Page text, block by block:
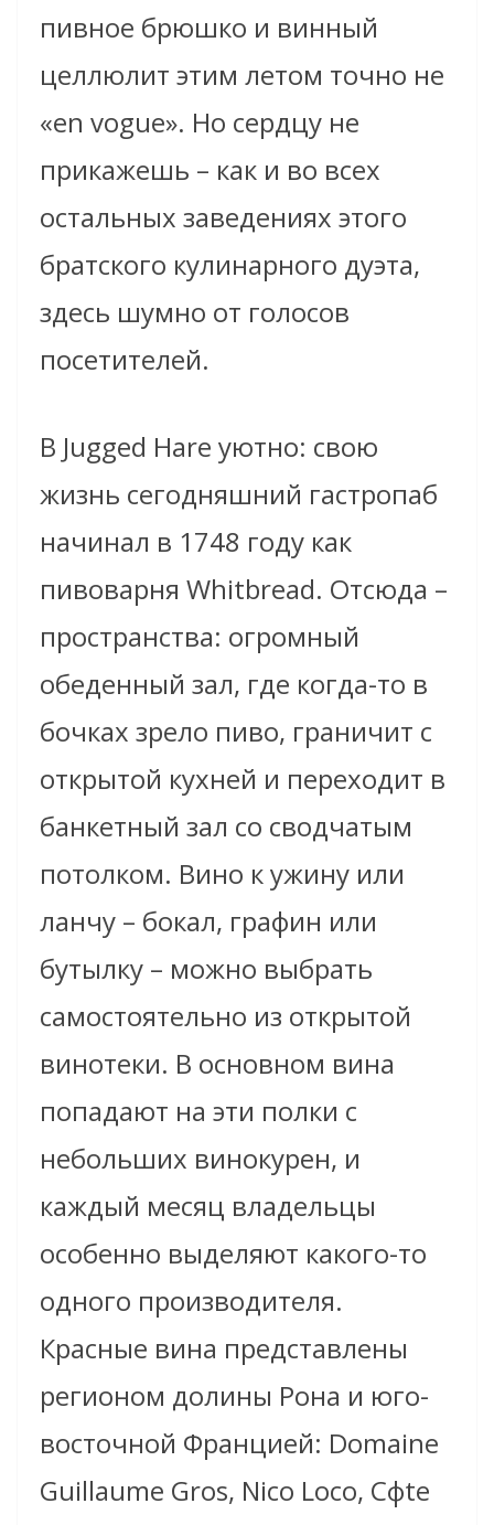
пивное брюшко и винный
целлюлит этим летом точно не
«en vogue». Но сердцу не
прикажешь – как и во всех
остальных заведениях этого
братского кулинарного дуэта,
здесь шумно от голосов
посетителей.
В Jugged Hare уютно: свою
жизнь сегодняшний гастропаб
начинал в 1748 году как
пивоварня Whitbread. Отсюда –
пространства: огромный
обеденный зал, где когда-то в
бочках зрело пиво, граничит с
открытой кухней и переходит в
банкетный зал со сводчатым
потолком. Вино к ужину или
ланчу – бокал, графин или
бутылку – можно выбрать
самостоятельно из открытой
винотеки. В основном вина
попадают на эти полки с
небольших винокурен, и
каждый месяц владельцы
особенно выделяют какого-то
одного производителя.
Красные вина представлены
регионом долины Рона и юго-
восточной Францией: Domaine
Guillaume Gros, Niсo Loco, Cфte